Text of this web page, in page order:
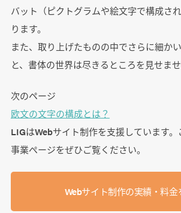
バット（ピクトグラムや絵文字で構成さ
ります。
また、取り上げたものの中でさらに細か
と、書体の世界は尽きるところを見せませ
次のページ
欧文の文字の構成とは？
LIGはWebサイト制作を支援しています
事業ぺージをぜひご覧ください。
Webサイト制作の実績・料金